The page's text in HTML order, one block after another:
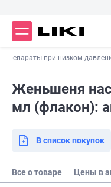
Препараты при низком
Женьшеня
мл (флакон):
В список покупок
Все о товаре Цены в